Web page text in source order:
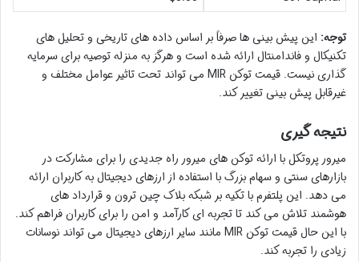
توجه: این پیش بینی ها صرفاً بر اساس داده های تاریخی و تحلیل های
تکنیکال و فاندامنتال ارائه شده است و هرگز به منزله توصیه برای سرمایه
گذاری نیست. قیمت توکن MIR می تواند تحت تاثیر عوامل مختلف و
غیرقابل پیش بینی تغییر کند.
نتیجه گیری
میرور پروتکل با ارائه توکن های میرور راه جدیدی را برای مشارکت در
بازارهای سنتی و سهام بزرگ با استفاده از ارزهای دیجیتال به کاربران ارائه
می دهد. این پلتفرم با تکیه بر شبکه بلاک چین ترون و قرارداد های
هوشمند تلاش می کند تا تجربه ای کارآمد و امن را برای کاربران فراهم کند.
با این حال قیمت توکن MIR مانند سایر ارزهای دیجیتال می تواند نوسانات
زیادی را تجربه کند.